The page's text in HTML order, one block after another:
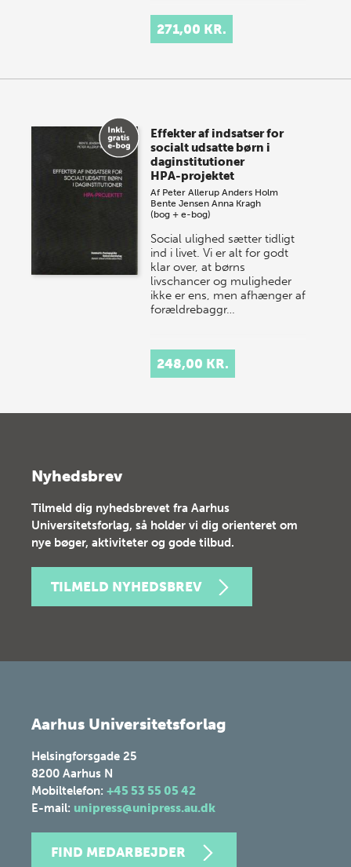
271,00 KR.
Effekter af indsatser for
socialt udsatte børn i
daginstitutioner
HPA-projektet
Af Peter Allerup Anders Holm
Bente Jensen Anna Kragh
(bog + e-bog)
Social ulighed sætter tidligt
ind i livet. Vi er alt for godt
klar over, at børns
livschancer og muligheder
ikke er ens, men afhænger af
forældrebaggr…
248,00 KR.
Nyhedsbrev
Tilmeld dig nyhedsbrevet fra Aarhus
Universitetsforlag, så holder vi dig orienteret om
nye bøger, aktiviteter og gode tilbud.
TILMELD NYHEDSBREV
Aarhus Universitetsforlag
Helsingforsgade 25
8200 Aarhus N
Mobiltelefon: +45 53 55 05 42
E-mail: unipress@unipress.au.dk
FIND MEDARBEJDER